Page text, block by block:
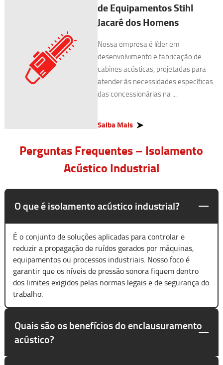
de Equipamentos Stihl
Jacaré dos Homens
Nossa empresa é líder em
desenvolvimento e fabricação de
cabines acústicas, projetadas para
atender às necessidades específicas
das concessionárias na ...
Saiba Mais
Perguntas Frequentes – Isolamento
Acústico Industrial
O que é isolamento acústico industrial?
É o conjunto de soluções aplicadas para controlar e
reduzir a propagação de ruídos gerados por máquinas,
equipamentos ou processos industriais. Nosso foco é
garantir que os níveis de pressão sonora fiquem dentro
dos limites exigidos pelas normas legais e de segurança do
trabalho.
Quais são os benefícios do enclausuramento
acústico?